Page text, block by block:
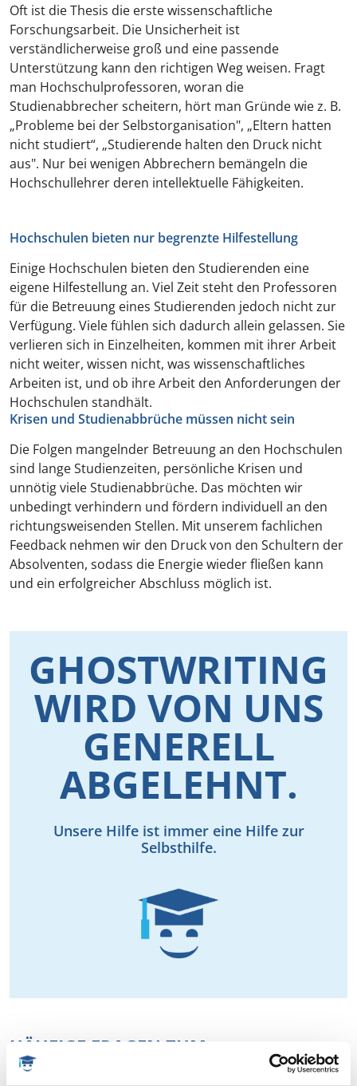
Oft ist die Thesis die erste wissenschaftliche
Forschungsarbeit. Die Unsicherheit ist
verständlicherweise groß und eine passende
Unterstützung kann den richtigen Weg weisen. Fragt
man Hochschulprofessoren, woran die
Studienabbrecher scheitern, hört man Gründe wie z. B.
„Probleme bei der Selbstorganisation", „Eltern hatten
nicht studiert“, „Studierende halten den Druck nicht
aus". Nur bei wenigen Abbrechern bemängeln die
Hochschullehrer deren intellektuelle Fähigkeiten.
Hochschulen bieten nur begrenzte Hilfestellung
Einige Hochschulen bieten den Studierenden eine
eigene Hilfestellung an. Viel Zeit steht den Professoren
für die Betreuung eines Studierenden jedoch nicht zur
Verfügung. Viele fühlen sich dadurch allein gelassen. Sie
verlieren sich in Einzelheiten, kommen mit ihrer Arbeit
nicht weiter, wissen nicht, was wissenschaftliches
Arbeiten ist, und ob ihre Arbeit den Anforderungen der
Hochschulen standhält.
Krisen und Studienabbrüche müssen nicht sein
Die Folgen mangelnder Betreuung an den Hochschulen
sind lange Studienzeiten, persönliche Krisen und
unnötig viele Studienabbrüche. Das möchten wir
unbedingt verhindern und fördern individuell an den
richtungsweisenden Stellen. Mit unserem fachlichen
Feedback nehmen wir den Druck von den Schultern der
Absolventen, sodass die Energie wieder fließen kann
und ein erfolgreicher Abschluss möglich ist.
GHOSTWRITING
WIRD VON UNS
GENERELL
ABGELEHNT.
Unsere Hilfe ist immer eine Hilfe zur
Selbsthilfe.
HÄUFIGE FRAGEN ZUM
GHOSTWRITING